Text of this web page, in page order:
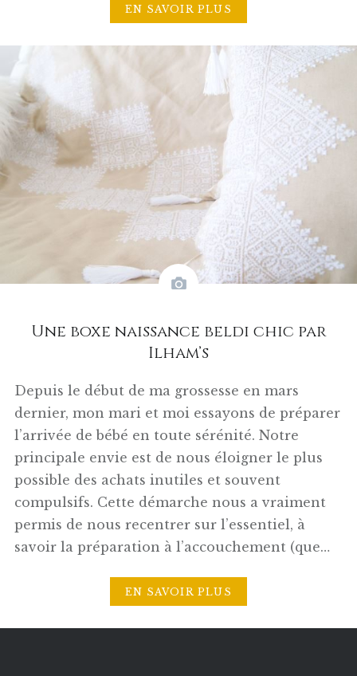
EN SAVOIR PLUS
Une boxe naissance beldi chic par
Ilham’s
Depuis le début de ma grossesse en mars
dernier, mon mari et moi essayons de préparer
l’arrivée de bébé en toute sérénité. Notre
principale envie est de nous éloigner le plus
possible des achats inutiles et souvent
compulsifs. Cette démarche nous a vraiment
permis de nous recentrer sur l’essentiel, à
savoir la préparation à l’accouchement (que…
EN SAVOIR PLUS